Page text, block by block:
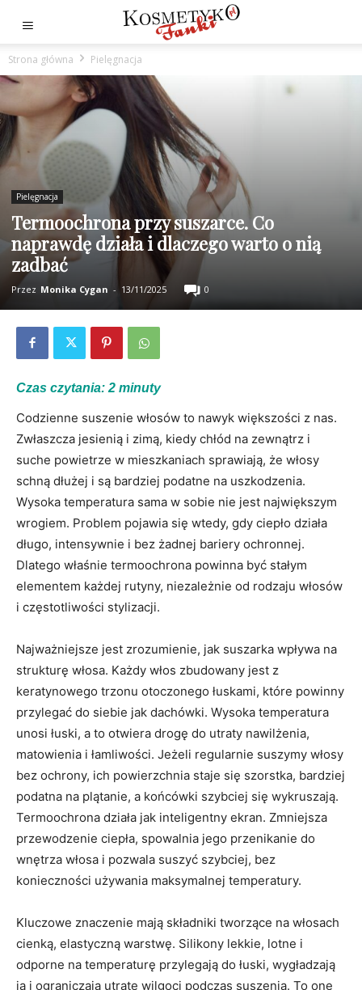
Strona główna Pielęgnacja
Pielęgnacja
Termoochrona przy suszarce. Co
naprawdę działa i dlaczego warto o nią
zadbać
Przez Monika Cygan - 13/11/2025 0
Czas czytania: 2 minuty
Codzienne suszenie włosów to nawyk większości z nas.
Zwłaszcza jesienią i zimą, kiedy chłód na zewnątrz i
suche powietrze w mieszkaniach sprawiają, że włosy
schną dłużej i są bardziej podatne na uszkodzenia.
Wysoka temperatura sama w sobie nie jest największym
wrogiem. Problem pojawia się wtedy, gdy ciepło działa
długo, intensywnie i bez żadnej bariery ochronnej.
Dlatego właśnie termoochrona powinna być stałym
elementem każdej rutyny, niezależnie od rodzaju włosów
i częstotliwości stylizacji.
Najważniejsze jest zrozumienie, jak suszarka wpływa na
strukturę włosa. Każdy włos zbudowany jest z
keratynowego trzonu otoczonego łuskami, które powinny
przylegać do siebie jak dachówki. Wysoka temperatura
unosi łuski, a to otwiera drogę do utraty nawilżenia,
matowienia i łamliwości. Jeżeli regularnie suszymy włosy
bez ochrony, ich powierzchnia staje się szorstka, bardziej
podatna na plątanie, a końcówki szybciej się wykruszają.
Termoochrona działa jak inteligentny ekran. Zmniejsza
przewodzenie ciepła, spowalnia jego przenikanie do
wnętrza włosa i pozwala suszyć szybciej, bez
konieczności używania maksymalnej temperatury.
Kluczowe znaczenie mają składniki tworzące na włosach
cienką, elastyczną warstwę. Silikony lekkie, lotne i
odporne na temperaturę przylegają do łuski, wygładzają
ją i ograniczają utratę wilgoci podczas suszenia. To one